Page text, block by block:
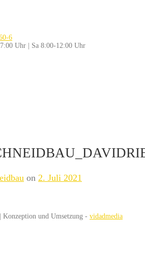
6
Uhr | Sa 8:00-12:00 Uhr
on 2. Juli 2021
und Umsetzung - vidadmedia